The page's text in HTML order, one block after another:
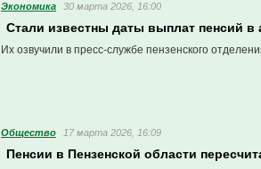
Экономика 30 марта 2026, 16:00
Стали известны даты выплат пенсий в
Их озвучили в пресс-службе пензенского
Общество 17 марта 2026, 16:09
Пенсии в Пензенской области